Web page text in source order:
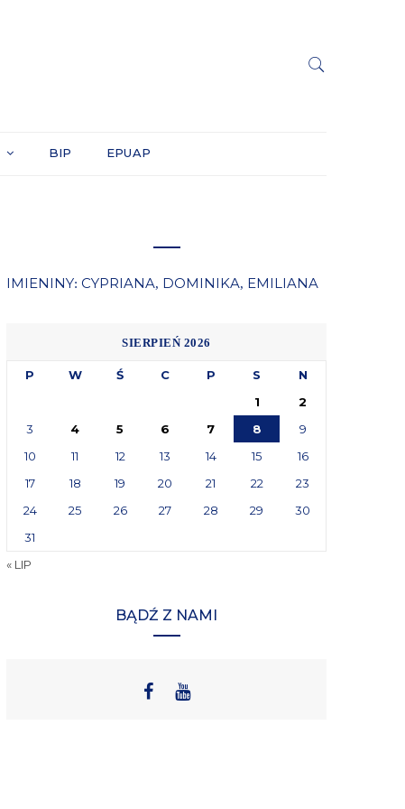
BIP EPUAP
IMIENINY: CYPRIANA, DOMINIKA, EMILIANA
SIERPIEŃ 2026
P W Ś C P S
N
1
2
3
4 5 6 7 8
9
10
11 12 13 14 15
16
17
18 19 20 21 22
23
24
25 26 27 28 29
30
31
« LIP
BĄDŹ Z NAMI